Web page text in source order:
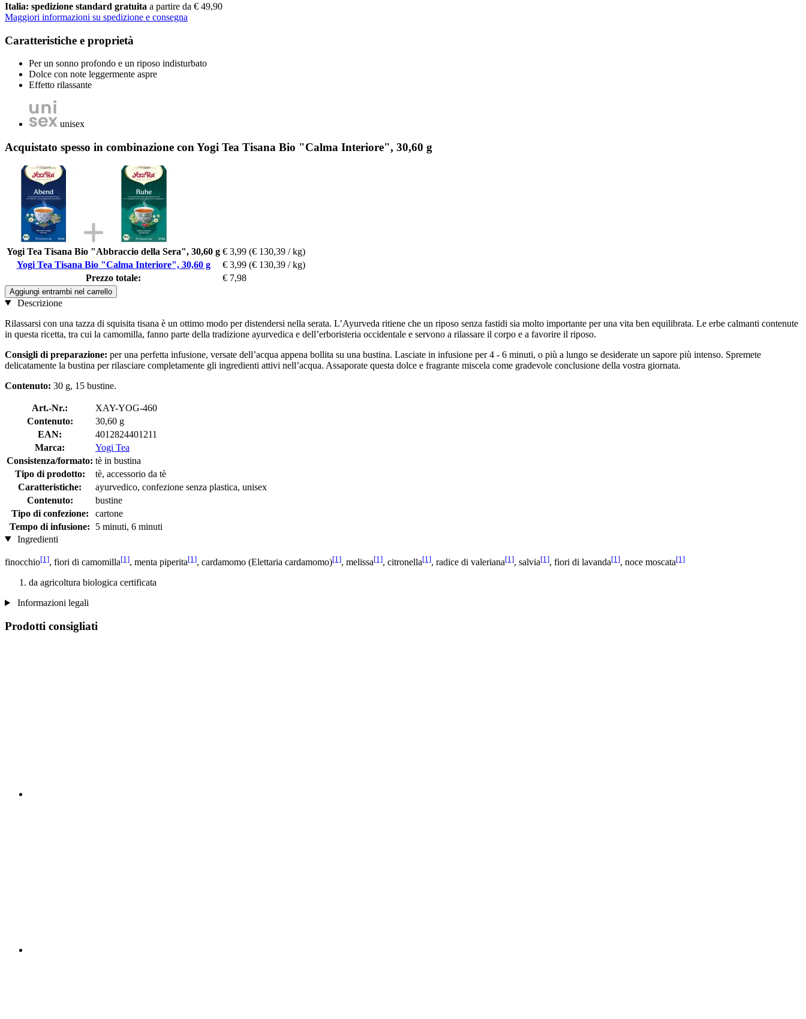
Italia: spedizione standard gratuita a partire da € 49,90
Maggiori informazioni su spedizione e consegna
Caratteristiche e proprietà
Per un sonno profondo e un riposo indisturbato
Dolce con note leggermente aspre
Effetto rilassante
unisex
Acquistato spesso in combinazione con Yogi Tea Tisana Bio "Calma Interiore", 30,60 g
Yogi Tea Tisana Bio "Abbraccio della Sera", 30,60 g € 3,99 (€ 130,39 / kg)
Yogi Tea Tisana Bio "Calma Interiore", 30,60 g
€ 3,99 (€ 130,39 / kg)
Prezzo totale:
€ 7,98
Aggiungi entrambi nel carrello
Descrizione
Rilassarsi con una tazza di squisita tisana è un ottimo modo per distendersi nella serata. L’Ayurveda ritiene che un riposo senza fastidi sia molto importante per una vita ben equilibrata. Le erbe calmanti contenute
in questa ricetta, tra cui la camomilla, fanno parte della tradizione ayurvedica e dell’erboristeria occidentale e servono a rilassare il corpo e a favorire il riposo.
Consigli di preparazione: per una perfetta infusione, versate dell’acqua appena bollita su una bustina. Lasciate in infusione per 4 - 6 minuti, o più a lungo se desiderate un sapore più intenso. Spremete
delicatamente la bustina per rilasciare completamente gli ingredienti attivi nell’acqua. Assaporate questa dolce e fragrante miscela come gradevole conclusione della vostra giornata.
Contenuto: 30 g, 15 bustine.
Art.-Nr.:
XAY-YOG-460
Contenuto:
30,60 g
EAN:
4012824401211
Marca:
Yogi Tea
Consistenza/formato: tè in bustina
Tipo di prodotto:
tè, accessorio da tè
Caratteristiche:
ayurvedico, confezione senza plastica, unisex
Contenuto:
bustine
Tipo di confezione:
cartone
Tempo di infusione:
5 minuti, 6 minuti
Ingredienti
finocchio[1], fiori di camomilla[1], menta piperita[1], cardamomo (Elettaria cardamomo)[1], melissa[1], citronella[1], radice di valeriana[1], salvia[1], fiori di lavanda[1], noce moscata[1]
da agricoltura biologica certificata
Informazioni legali
Prodotti consigliati